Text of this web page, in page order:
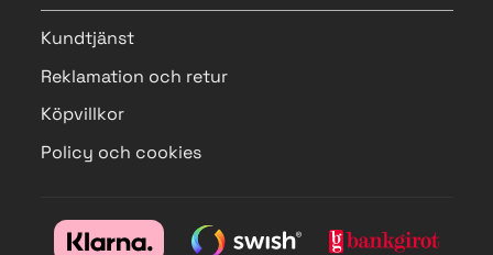
Kundtjänst
Reklamation och retur
Köpvillkor
Policy och cookies